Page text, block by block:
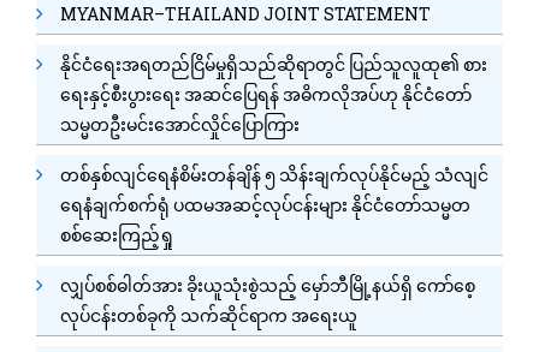
MYANMAR–THAILAND JOINT STATEMENT
နိုင်ငံရေးအရတည်ငြိမ်မှုရှိသည်ဆိုရာတွင် ပြည်သူလူထု၏ စား
ရေးနှင့်စီးပွားရေး အဆင်ပြေရန် အဓိကလိုအပ်ဟု နိုင်ငံတော်
သမ္မတဦးမင်းအောင်လှိုင်ပြောကြား
တစ်နှစ်လျင်ရေနံစိမ်းတန်ချိန် ၅ သိန်းချက်လုပ်နိုင်မည့် သံလျင်
ရေနံချက်စက်ရုံ ပထမအဆင့်လုပ်ငန်းများ နိုင်ငံတော်သမ္မတ
စစ်ဆေးကြည့်ရှု
လျှပ်စစ်ဓါတ်အား ခိုးယူသုံးစွဲသည့် မှော်ဘီမြို့နယ်ရှိ ကော်စေ့
လုပ်ငန်းတစ်ခုကို သက်ဆိုင်ရာက အရေးယူ